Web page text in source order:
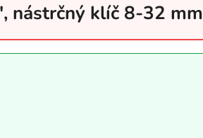
nástrčný klíč 8-32 mm